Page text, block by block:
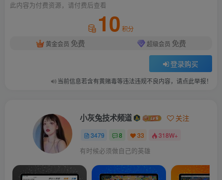
此内容为付费资源，请付费后查看
10 积分
黄金会员 免费 超级会员 免费
登录购买
当前信息若含有黄赌毒等违法违规不良内容，请点此举报！
小灰兔技术频道 关注
3479 8 33 318W+
有时候必须做自己的英雄